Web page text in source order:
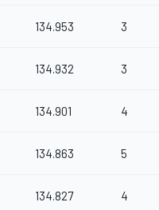
134.953 3
134.932 3
134.901 4
134.863 5
134.827 4